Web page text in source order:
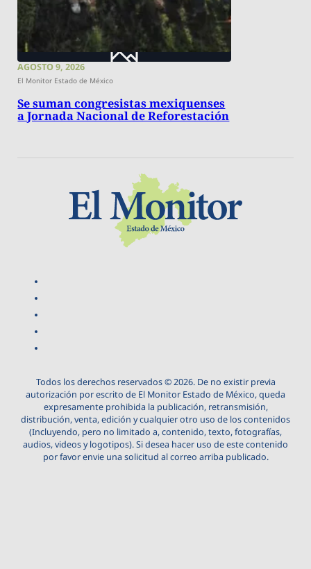
AGOSTO 9, 2026
El Monitor Estado de México
Se suman congresistas mexiquenses
a Jornada Nacional de Reforestación
Todos los derechos reservados © 2026. De no existir previa
autorización por escrito de El Monitor Estado de México, queda
expresamente prohibida la publicación, retransmisión,
distribución, venta, edición y cualquier otro uso de los contenidos
(Incluyendo, pero no limitado a, contenido, texto, fotografías,
audios, videos y logotipos). Si desea hacer uso de este contenido
por favor envie una solicitud al correo arriba publicado.